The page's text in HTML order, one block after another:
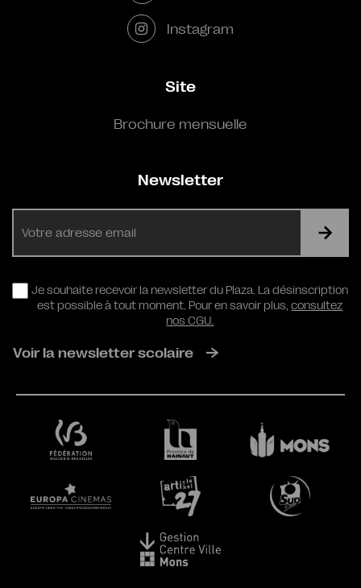
Instagram
Site
Brochure mensuelle
Newsletter
RGPD
Je souhaite recevoir la newsletter du Plaza. La désinscription
est possible à tout moment. Pour en savoir plus,consultez
nos CGU.
Voir la newsletter scolaire